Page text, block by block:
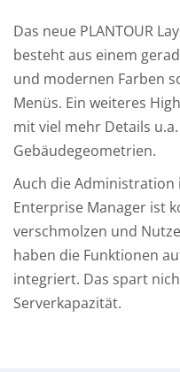
Das neue PLANTOUR
besteht aus einem
und modernen Farben
Menüs. Ein weiteres
mit viel mehr Details
Gebäudegeometrien.
Auch die
Enterprise Manager ist
verschmolzen und
haben die Funktionen
integriert. Das spart
Serverkapazität.